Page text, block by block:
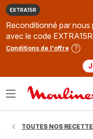
EXTRA15R
Reconditionné par
avec le code
Conditions de l'offre
Ouvrir
TOUTES NOS